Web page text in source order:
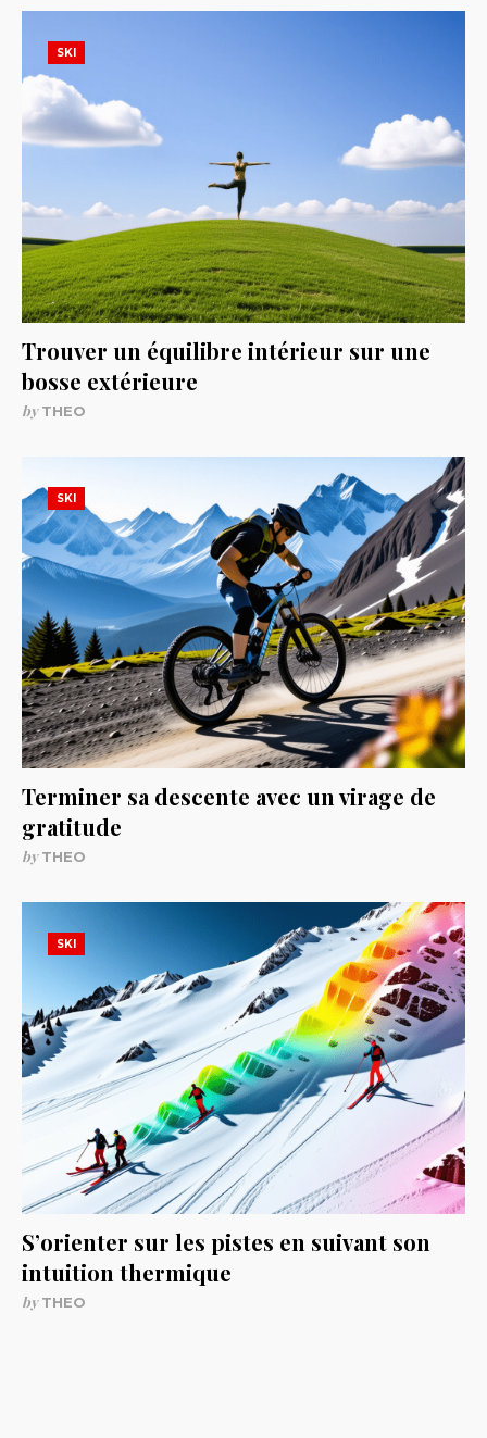
SKI
Trouver un équilibre intérieur sur une
bosse extérieure
byTHEO
SKI
Terminer sa descente avec un virage de
gratitude
byTHEO
SKI
S’orienter sur les pistes en suivant son
intuition thermique
byTHEO